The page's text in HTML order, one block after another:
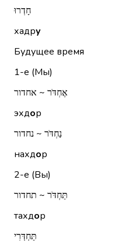
חָדְרוּ
хадру
Будущее время
1-е (Мы)
אֶחְדֹּר ~ אחדור
эхдор
נַחְדֹּר ~ נחדור
нахдор
2-е (Вы)
תַּחְדֹּר ~ תחדור
тахдор
תַּחְדְּרִי